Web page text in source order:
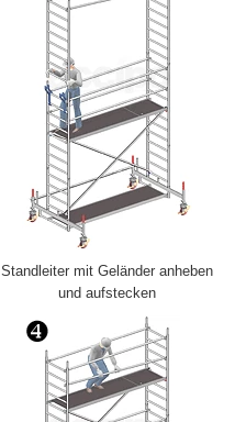
Standleiter mit Geländer anheben
und aufstecken